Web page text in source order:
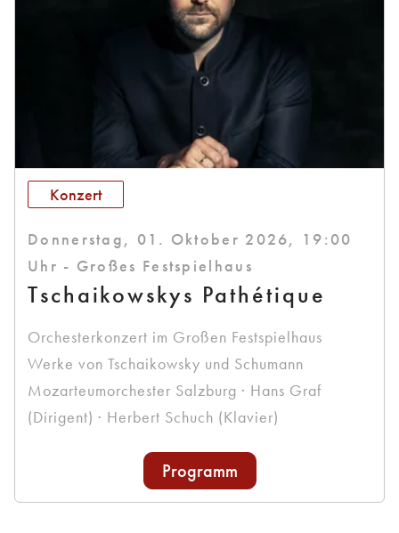
Konzert
Donnerstag, 01. Oktober 2026, 19:00
Uhr - Großes Festspielhaus
Tschaikowskys Pathétique
Orchesterkonzert im Großen Festspielhaus
Werke von Tschaikowsky und Schumann
Mozarteumorchester Salzburg · Hans Graf
(Dirigent) · Herbert Schuch (Klavier)
Programm